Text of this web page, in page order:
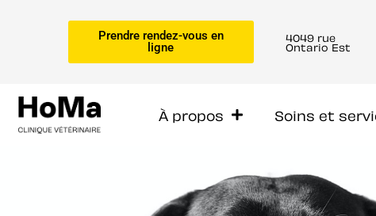
Prendre rendez-vous en
ligne
4049 rue
Ontario Est
À propos Soins et